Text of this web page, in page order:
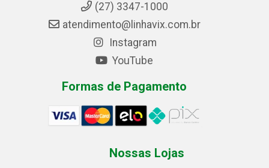
(27) 3347-1000
atendimento@linhavix.com.br
Instagram
YouTube
Formas de Pagamento
Nossas Lojas